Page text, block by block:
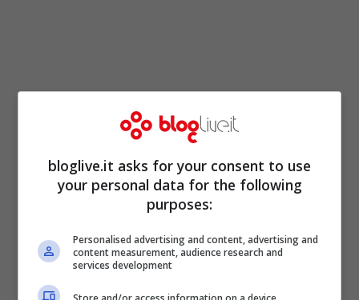
La Filt CGIL e Uiltrasporti hanno indetto
uno sciopero in Liguria per domani,
venerdì 24 luglio. Sarà una giornata di
bloglive.it asks for your consent to use
your personal data for the following
purposes:
Personalised advertising and content, advertising and
content measurement, audience research and
services development